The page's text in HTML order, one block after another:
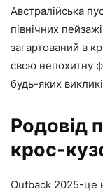
Австралійська
північних
загартований в
свою непохитну
будь-яких
Родовід
крос-
Outback 2025-це